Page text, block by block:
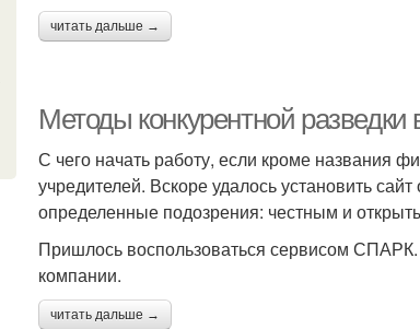
читать дальше →
Методы конкурентной разведки
С чего начать работу, если кроме названия
учредителей. Вскоре удалось установить
определенные подозрения: честным и
Пришлось воспользоваться сервисом
компании.
читать дальше →